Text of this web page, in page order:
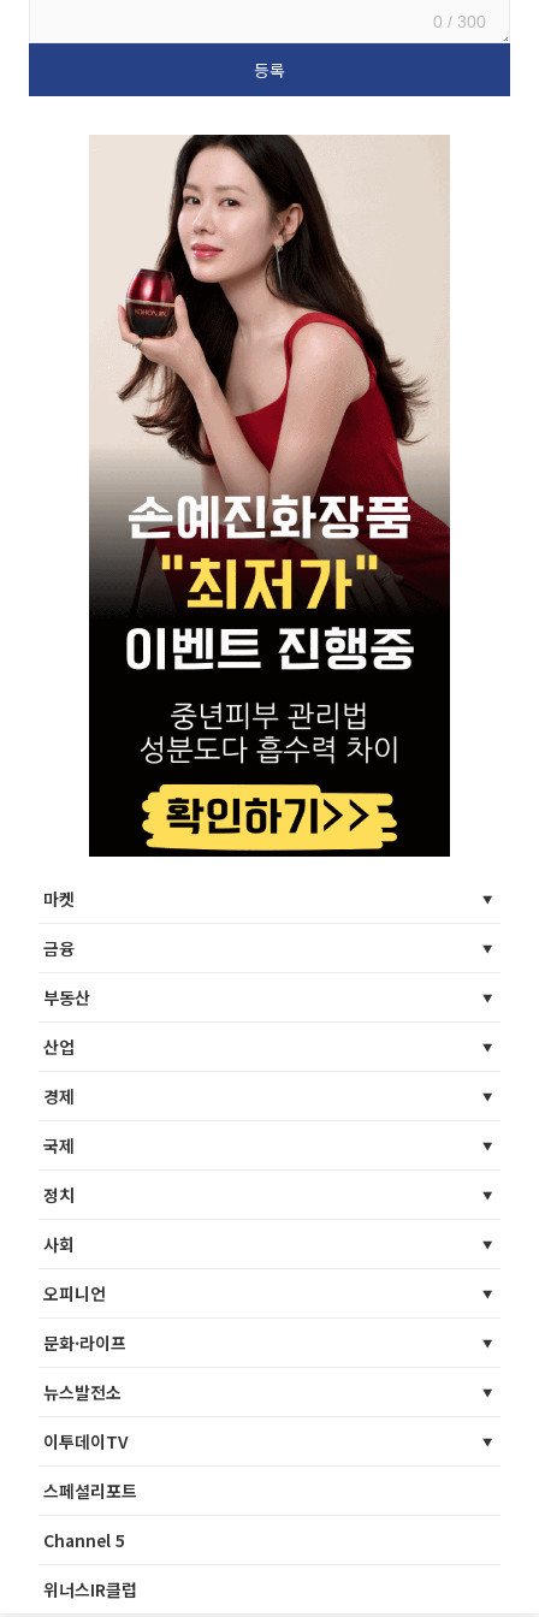
0 / 300
마켓
금융
부동산
산업
경제
국제
정치
사회
오피니언
문화·라이프
뉴스발전소
이투데이TV
스페셜리포트
Channel 5
위너스IR클럽